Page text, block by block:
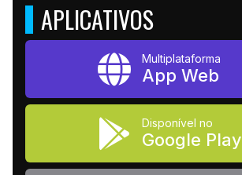
APLICATIVOS
Multiplataforma
App Web
Disponível no
Google Play